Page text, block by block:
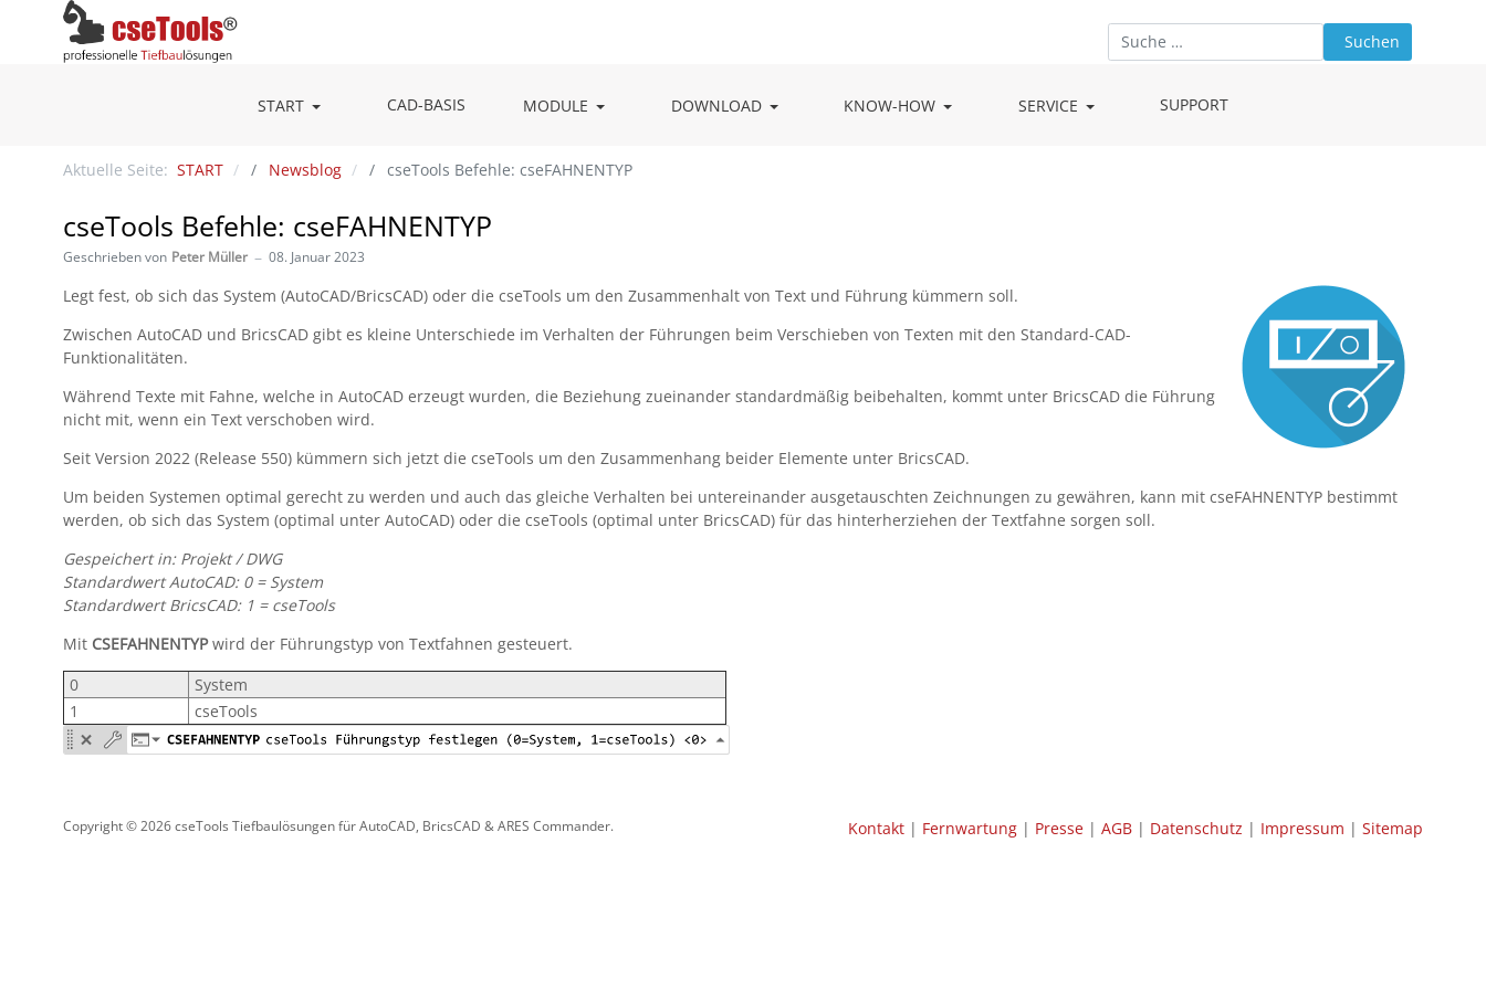
Suchen
START CAD-BASIS MODULE DOWNLOAD KNOW-HOW SERVICE SUPPORT
Aktuelle Seite: START Newsblog cseTools Befehle: cseFAHNENTYP
cseTools Befehle: cseFAHNENTYP
Geschrieben von Peter Müller 08. Januar 2023
Legt fest, ob sich das System (AutoCAD/BricsCAD) oder die cseTools um den Zusammenhalt von Text und Führung kümmern soll.
Zwischen AutoCAD und BricsCAD gibt es kleine Unterschiede im Verhalten der Führungen beim Verschieben von Texten mit den Standard-CAD-
Funktionalitäten.
Während Texte mit Fahne, welche in AutoCAD erzeugt wurden, die Beziehung zueinander standardmäßig beibehalten, kommt unter BricsCAD die Führung
nicht mit, wenn ein Text verschoben wird.
Seit Version 2022 (Release 550) kümmern sich jetzt die cseTools um den Zusammenhang beider Elemente unter BricsCAD.
Um beiden Systemen optimal gerecht zu werden und auch das gleiche Verhalten bei untereinander ausgetauschten Zeichnungen zu gewähren, kann mit cseFAHNENTYP bestimmt
werden, ob sich das System (optimal unter AutoCAD) oder die cseTools (optimal unter BricsCAD) für das hinterherziehen der Textfahne sorgen soll.
Gespeichert in: Projekt / DWG
Standardwert AutoCAD: 0 = System
Standardwert BricsCAD: 1 = cseTools
Mit CSEFAHNENTYPwird der Führungstyp von Textfahnen gesteuert.
0
System
1
cseTools
Copyright © 2026 cseTools Tiefbaulösungen für AutoCAD, BricsCAD & ARES Commander. Kontakt | Fernwartung | Presse | AGB | Datenschutz | Impressum | Sitemap